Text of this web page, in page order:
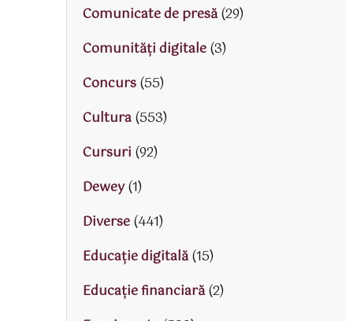
Comunicate de presă(29)
Comunități digitale(3)
Concurs(55)
Cultura(553)
Cursuri (92)
Dewey(1)
Diverse(441)
Educaţie digitală(15)
Educaţie financiară(2)